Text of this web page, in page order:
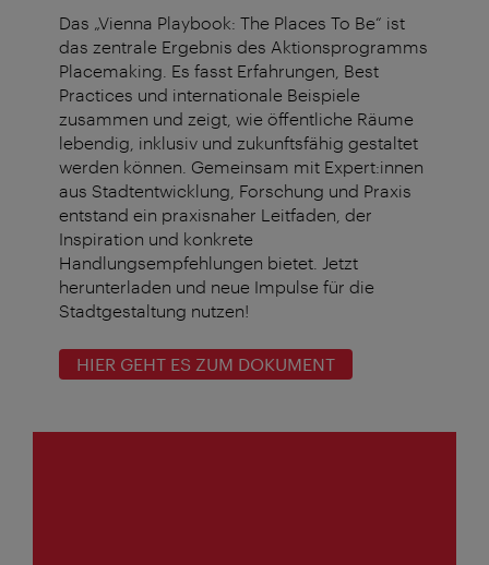
Das „Vienna Playbook: The Places To Be“ ist
das zentrale Ergebnis des Aktionsprogramms
Placemaking. Es fasst Erfahrungen, Best
Practices und internationale Beispiele
zusammen und zeigt, wie öffentliche Räume
lebendig, inklusiv und zukunftsfähig gestaltet
werden können. Gemeinsam mit Expert:innen
aus Stadtentwicklung, Forschung und Praxis
entstand ein praxisnaher Leitfaden, der
Inspiration und konkrete
Handlungsempfehlungen bietet. Jetzt
herunterladen und neue Impulse für die
Stadtgestaltung nutzen!
HIER GEHT ES ZUM DOKUMENT